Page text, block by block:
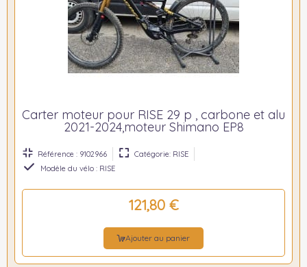
Carter moteur pour RISE 29 p , carbone et alu
2021-2024,moteur Shimano EP8
Référence : 9102966
Catégorie: RISE
Modèle du vélo : RISE
121,80 €
Ajouter au panier